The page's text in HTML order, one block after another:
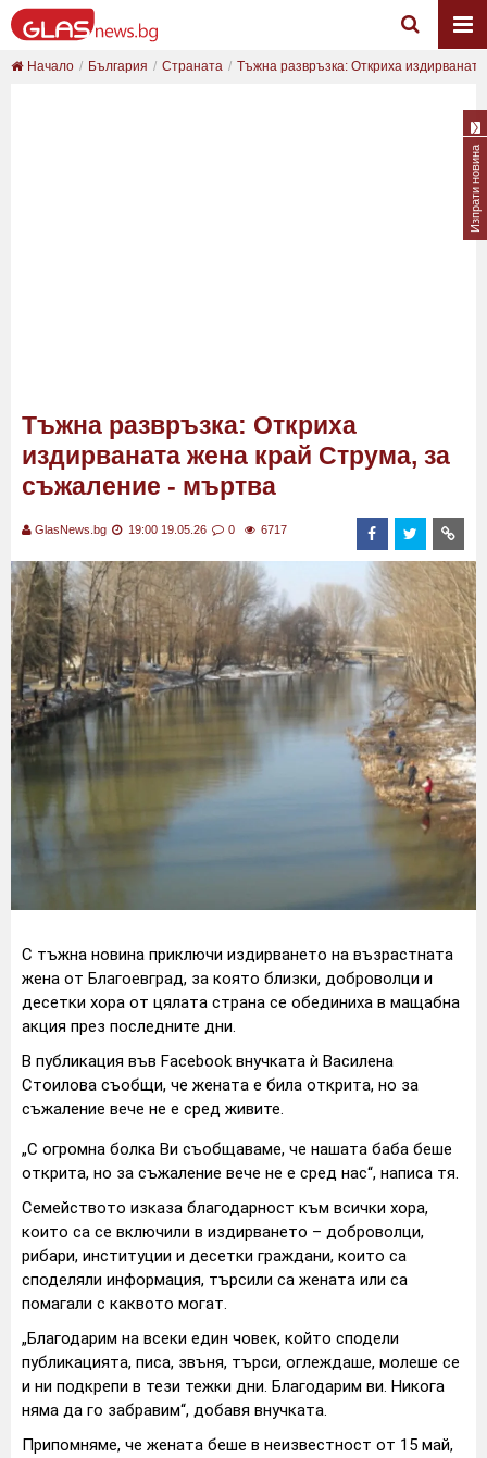
Начало България Страната Тъжна развръзка: Откриха
Тъжна развръзка: Откриха
издирваната жена край Струма, за
съжаление - мъртва
GlasNews.bg 19:00 19.05.26 0 6717
С тъжна новина приключи издирването на възрастната
жена от Благоевград, за която близки, доброволци и
десетки хора от цялата страна се обединиха в мащабна
акция през последните дни.
В публикация във Facebook внучката ѝ Василена
Стоилова съобщи, че жената е била открита, но за
съжаление вече не е сред живите.
„С огромна болка Ви съобщаваме, че нашата баба беше
открита, но за съжаление вече не е сред нас“, написа тя.
Семейството изказа благодарност към всички хора,
които са се включили в издирването – доброволци,
рибари, институции и десетки граждани, които са
споделяли информация, търсили са жената или са
помагали с каквото могат.
„Благодарим на всеки един човек, който сподели
публикацията, писа, звъня, търси, оглеждаше, молеше се
и ни подкрепи в тези тежки дни. Благодарим ви. Никога
няма да го забравим“, добавя внучката.
Припомняме, че жената беше в неизвестност от 15 май,
Изпрати новина